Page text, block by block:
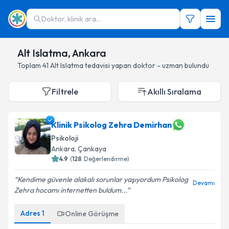
Doktor, klinik ara...
Alt Islatma, Ankara
Toplam 41 Alt Islatma tedavisi yapan doktor - uzman bulundu
Filtrele Akıllı Sıralama
Klinik Psikolog Zehra Demirhan
Psikoloji
Ankara, Çankaya
4.9 (128 Değerlendirme)
Kendime güvenle alakalı sorunlar yaşıyordum Psikolog
Zehra hocamı internetten buldum...
Devamı
Adres 1 Online Görüşme